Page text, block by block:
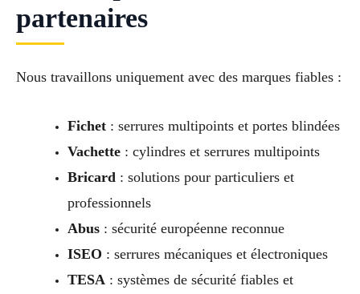
partenaires
Nous travaillons uniquement avec des marques fiables :
Fichet: serrures multipoints et portes blindées
Vachette: cylindres et serrures multipoints
Bricard : solutions pour particuliers et
professionnels
Abus: sécurité européenne reconnue
ISEO : serrures mécaniques et électroniques
TESA : systèmes de sécurité fiables et